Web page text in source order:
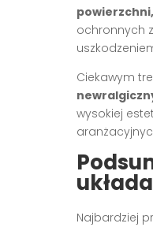
ochronnych
Ciekawym
wysokiej
Najbardziej